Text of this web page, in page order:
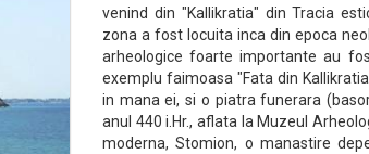
venind din "Kallikratia" din Tracia
zona a fost locuita inca din epoca
arheologice foarte importante au
exemplu faimoasa "Fata din
in mana ei, si o piatra funerara
anul 440 i.Hr., aflata la Muzeul
moderna, Stomion, o manastire